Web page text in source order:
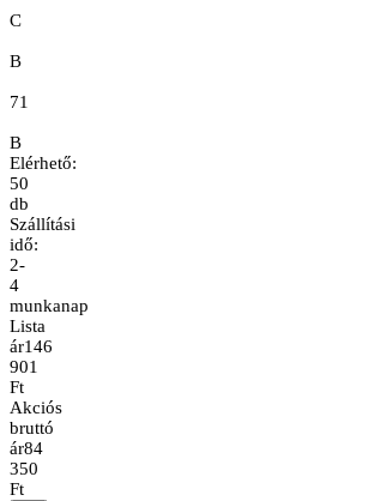
C
B
71
B
Elérhető:
50
db
Szállítási
idő:
2-
4
munkanap
Lista
ár146
901
Ft
Akciós
bruttó
ár84
350
Ft